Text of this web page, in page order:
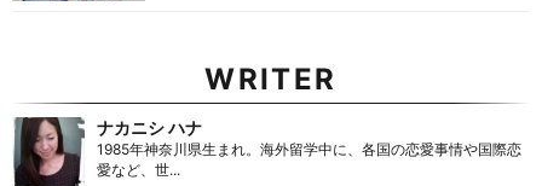
WRITER
ナカニシ ハナ
1985年神奈川県生まれ。海外留学中に、各国の恋愛事情や国際恋
愛など、世...